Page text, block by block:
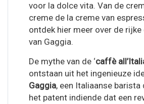
voor la dolce vita. Van de
creme de la creme van
ontdek hier meer over de
van Gaggia.
De mythe van de ‘caffè
ontstaan ​​uit het ingenieuze
Gaggia, een Italiaanse barista
het patent indiende dat een